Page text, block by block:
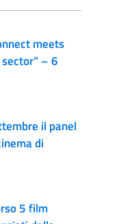
meets
– 6
il panel
di
5 film